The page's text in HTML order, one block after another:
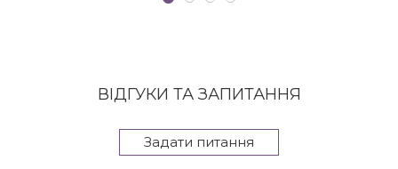
ВІДГУКИ ТА ЗАПИТАННЯ
Задати питання